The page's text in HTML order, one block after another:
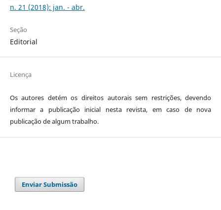
n. 21 (2018): jan. - abr.
Seção
Editorial
Licença
Os autores detém os direitos autorais sem restrições, devendo
informar a publicação inicial nesta revista, em caso de nova
publicação de algum trabalho.
Enviar Submissão